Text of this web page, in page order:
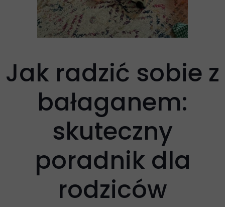
Jak radzić sobie z
bałaganem:
skuteczny
poradnik dla
rodziców